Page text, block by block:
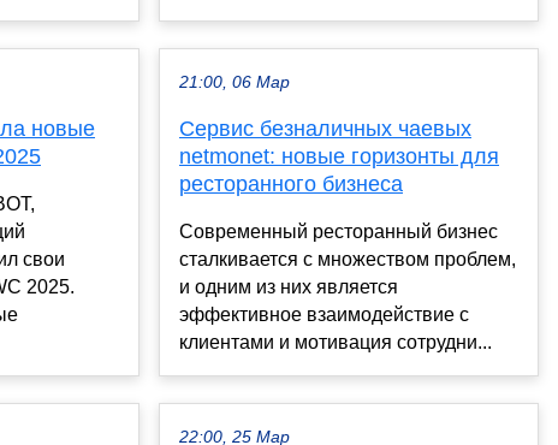
новые
свои
2025.
21:00, 06 Мар
Сервис безналичных чаевых
netmonet: новые горизонты для
ресторанного бизнеса
Современный ресторанный бизнес
сталкивается с множеством проблем,
и одним из них является
эффективное взаимодействие с
клиентами и мотивация сотрудни...
22:00, 25 Мар